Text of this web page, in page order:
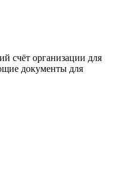
счёт организации для
документы для